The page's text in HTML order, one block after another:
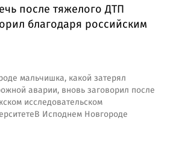
после тяжелого ДТП
благодаря российским
мальчишка, какой затерял
аварии, вновь заговорил после
исследовательском
Исподнем Новгороде